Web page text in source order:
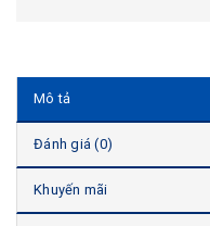
Mô tả
Đánh giá (0)
Khuyến mãi